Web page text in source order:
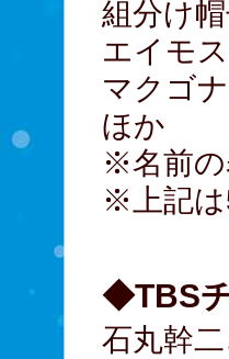
組
エイ
マク
ほか
※名前の
※上記は
◆TBS
石丸幹